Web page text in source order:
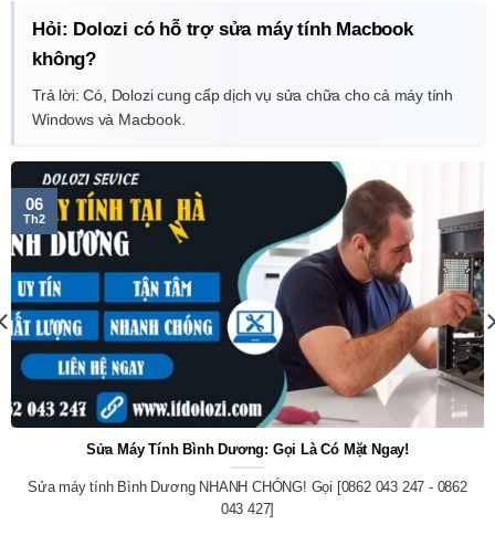
Hỏi: Dolozi có hỗ trợ sửa máy tính Macbook
không?
Trả lời: Có, Dolozi cung cấp dịch vụ sửa chữa cho cả máy tính
Windows và Macbook.
Sửa Máy Tính Bình Dương: Gọi Là Có Mặt Ngay!
Sửa máy tính Bình Dương NHANH CHÓNG! Gọi [0862 043 247 - 0862
043 427]
06
Th2